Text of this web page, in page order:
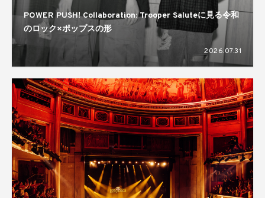
POWER PUSH! Collaboration: Trooper Saluteに見る令和
のロック×ポップスの形
2026.07.31